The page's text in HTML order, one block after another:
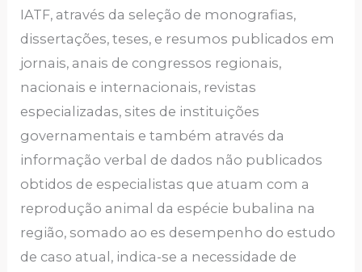
IATF, através da seleção de monografias,
dissertações, teses, e resumos publicados em
jornais, anais de congressos regionais,
nacionais e internacionais, revistas
especializadas, sites de instituições
governamentais e também através da
informação verbal de dados não publicados
obtidos de especialistas que atuam com a
reprodução animal da espécie bubalina na
região, somado ao es desempenho do estudo
de caso atual, indica-se a necessidade de